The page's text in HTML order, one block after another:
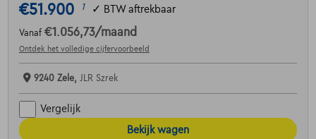
€51.900 1 ✓ BTW aftrekbaar
Vanaf €1.056,73/maand
Ontdek het volledige cijfervoorbeeld
9240 Zele, JLR Szrek
Vergelijk
Bekijk wagen